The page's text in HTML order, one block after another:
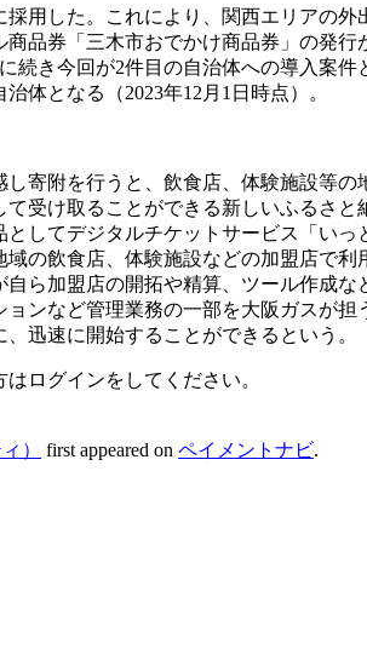
用した。これにより、関西エリアの外
品券「三木市おでかけ商品券」の発行
続き今回が2件目の自治体への導入案件
体となる（2023年12月1日時点）。
寄附を行うと、飲食店、体験施設等の
受け取ることができる新しいふるさと
してデジタルチケットサービス「いっ
の飲食店、体験施設などの加盟店で利
ら加盟店の開拓や精算、ツール作成な
ンなど管理業務の一部を大阪ガスが担
迅速に開始することができるという。
ログインをしてください。
） first appeared on ペイメントナビ.